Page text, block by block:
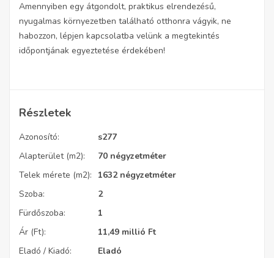
Amennyiben egy átgondolt, praktikus elrendezésű,
nyugalmas környezetben található otthonra vágyik, ne
habozzon, lépjen kapcsolatba velünk a megtekintés
időpontjának egyeztetése érdekében!
Részletek
Azonosító:
s277
Alapterület (m2):
70 négyzetméter
Telek mérete (m2):
1632 négyzetméter
Szoba:
2
Fürdőszoba:
1
Ár (Ft):
11,49 millió Ft
Eladó / Kiadó:
Eladó